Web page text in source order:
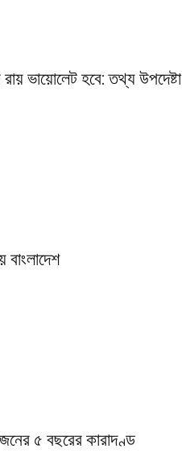
ভায়োলেট হবে: তথ্য উপদেষ্টা
বাংলাদেশ
৫ বছরের কারাদণ্ড